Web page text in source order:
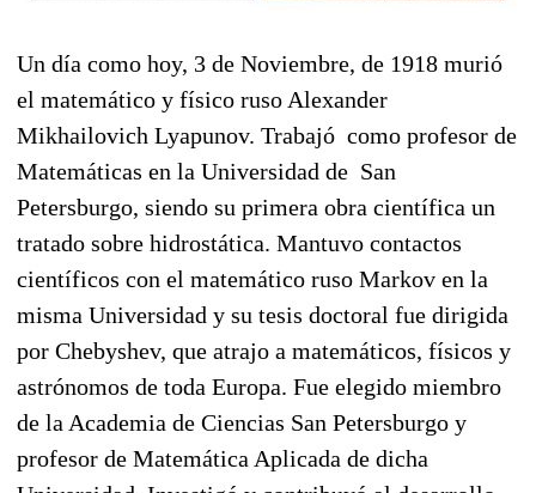
Un día como hoy, 3 de Noviembre, de 1918 murió
el matemático y físico ruso Alexander
Mikhailovich Lyapunov. Trabajó como profesor de
Matemáticas en la Universidad de San
Petersburgo, siendo su primera obra científica un
tratado sobre hidrostática. Mantuvo contactos
científicos con el matemático ruso Markov en la
misma Universidad y su tesis doctoral fue dirigida
por Chebyshev, que atrajo a matemáticos, físicos y
astrónomos de toda Europa. Fue elegido miembro
de la Academia de Ciencias San Petersburgo y
profesor de Matemática Aplicada de dicha